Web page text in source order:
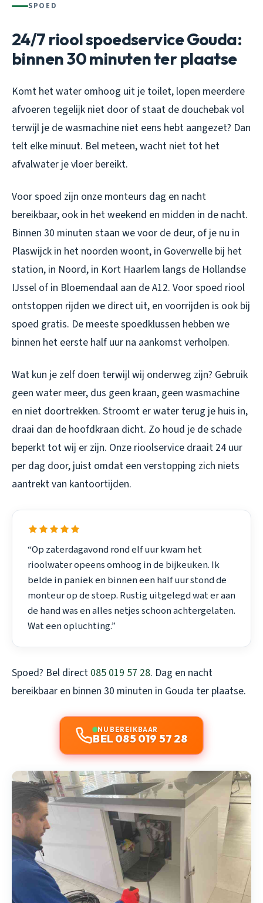
SPOED
24/7 riool spoedservice Gouda:
binnen 30 minuten ter plaatse
Komt het water omhoog uit je toilet, lopen meerdere
afvoeren tegelijk niet door of staat de douchebak vol
terwijl je de wasmachine niet eens hebt aangezet? Dan
telt elke minuut. Bel meteen, wacht niet tot het
afvalwater je vloer bereikt.
Voor spoed zijn onze monteurs dag en nacht
bereikbaar, ook in het weekend en midden in de nacht.
Binnen 30 minuten staan we voor de deur, of je nu in
Plaswijck in het noorden woont, in Goverwelle bij het
station, in Noord, in Kort Haarlem langs de Hollandse
IJssel of in Bloemendaal aan de A12. Voor spoed riool
ontstoppen rijden we direct uit, en voorrijden is ook bij
spoed gratis. De meeste spoedklussen hebben we
binnen het eerste half uur na aankomst verholpen.
Wat kun je zelf doen terwijl wij onderweg zijn? Gebruik
geen water meer, dus geen kraan, geen wasmachine
en niet doortrekken. Stroomt er water terug je huis in,
draai dan de hoofdkraan dicht. Zo houd je de schade
beperkt tot wij er zijn. Onze rioolservice draait 24 uur
per dag door, juist omdat een verstopping zich niets
aantrekt van kantoortijden.
“Op zaterdagavond rond elf uur kwam het
rioolwater opeens omhoog in de bijkeuken. Ik
belde in paniek en binnen een half uur stond de
monteur op de stoep. Rustig uitgelegd wat er aan
de hand was en alles netjes schoon achtergelaten.
Wat een opluchting.”
Spoed? Bel direct 085 019 57 28. Dag en nacht
bereikbaar en binnen 30 minuten in Gouda ter plaatse.
NU BEREIKBAAR
BEL 085 019 57 28